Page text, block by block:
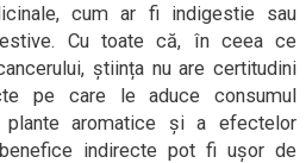
cum ar fi indigestie sau
Cu toate că, în ceea ce
știința nu are certitudini
pe care le aduce consumul
plante aromatice și a efectelor
indirecte pot fi ușor de